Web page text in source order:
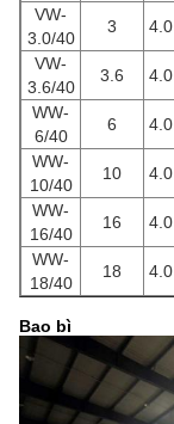
VW-
3.0/40
3 4.0
VW-
3.6/40
3.6 4.0
WW-
6/40
6 4.0
WW-
10/40
10 4.0
WW-
16/40
16 4.0
WW-
18/40
18 4.0
Bao bì